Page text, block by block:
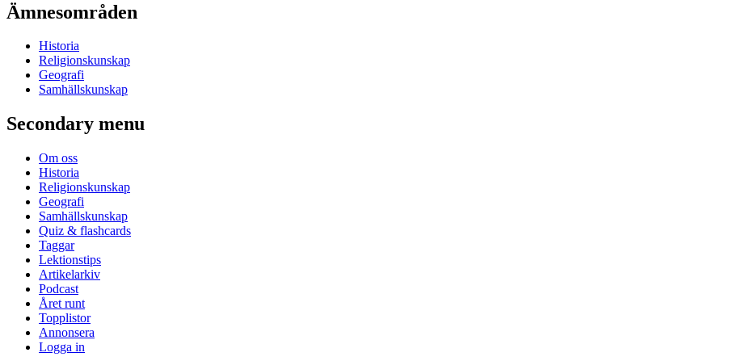
Ämnesområden
Historia
Religionskunskap
Geografi
Samhällskunskap
Secondary menu
Om oss
Historia
Religionskunskap
Geografi
Samhällskunskap
Quiz & flashcards
Taggar
Lektionstips
Artikelarkiv
Podcast
Året runt
Topplistor
Annonsera
Logga in